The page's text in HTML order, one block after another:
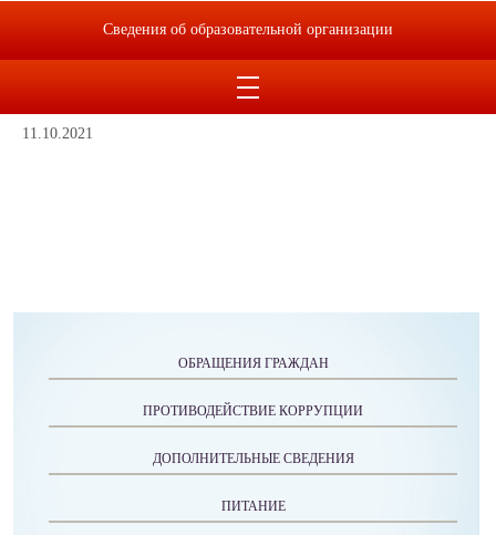
(НИКО)
11.10.2021
ОБРАЩЕНИЯ ГРАЖДАН
ПРОТИВОДЕЙСТВИЕ КОРРУПЦИИ
ДОПОЛНИТЕЛЬНЫЕ СВЕДЕНИЯ
ПИТАНИЕ
Сведения об образовательной организации